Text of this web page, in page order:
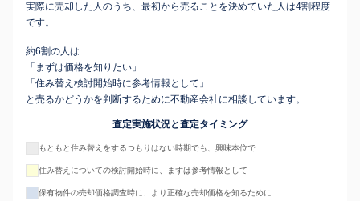
実際に売却した人のうち、最初から売ることを決めていた人は4割程度
です。
約6割の人は
「まずは価格を知りたい」
「住み替え検討開始時に参考情報として」
と売るかどうかを判断するために不動産会社に相談しています。
査定実施状況と査定タイミング
もともと住み替えをするつもりはない時期でも、興味本位で
住み替えについての検討開始時に、まずは参考情報として
保有物件の売却価格調査時に、より正確な売却価格を知るために